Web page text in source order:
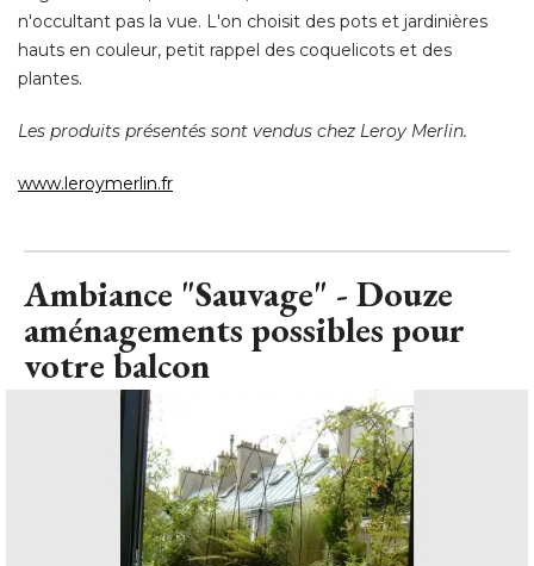
n'occultant pas la vue. L'on choisit des pots et jardinières
hauts en couleur, petit rappel des coquelicots et des
plantes.
Les produits présentés sont vendus chez Leroy Merlin.
www.leroymerlin.fr
Ambiance "Sauvage" - Douze
aménagements possibles pour
votre balcon